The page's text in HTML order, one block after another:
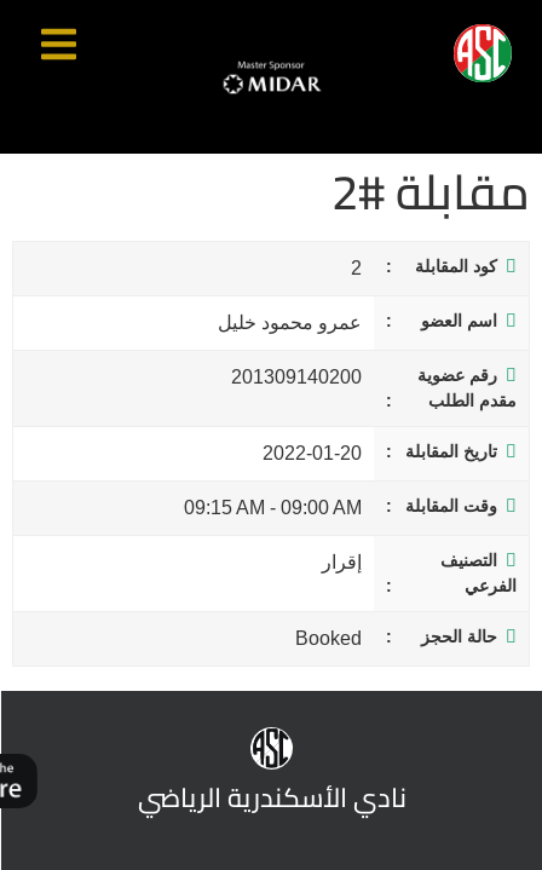
مقابلة #2
كود المقابلة 2
اسم العضو عمرو محمود خليل
رقم عضوية
مقدم الطلب
201309140200
تاريخ المقابلة 2022-01-20
وقت المقابلة 09:00 AM
-
09:15 AM
التصنيف
الفرعي
إقرار
حالة الحجز Booked
نادي الأسكندرية الرياضي